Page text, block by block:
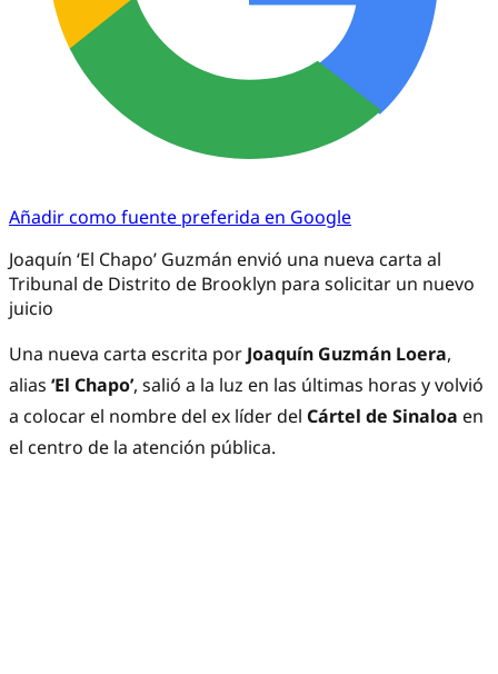
Añadir como fuente preferida en Google
Joaquín ‘El Chapo’ Guzmán envió una nueva carta al
Tribunal de Distrito de Brooklyn para solicitar un nuevo
juicio
Una nueva carta escrita por Joaquín Guzmán Loera,
alias ‘El Chapo’, salió a la luz en las últimas horas y volvió
a colocar el nombre del ex líder del Cártel de Sinaloa en
el centro de la atención pública.